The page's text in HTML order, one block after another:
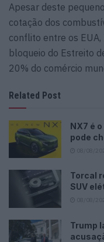
Apesar deste
cotação dos
conflito entre os
bloqueio do Estreito
20% do comércio
Related Post
NX7 é
pode
Torcal
SUV
Trump